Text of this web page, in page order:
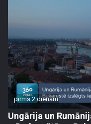
pirms 2 dienām
Ungārija un